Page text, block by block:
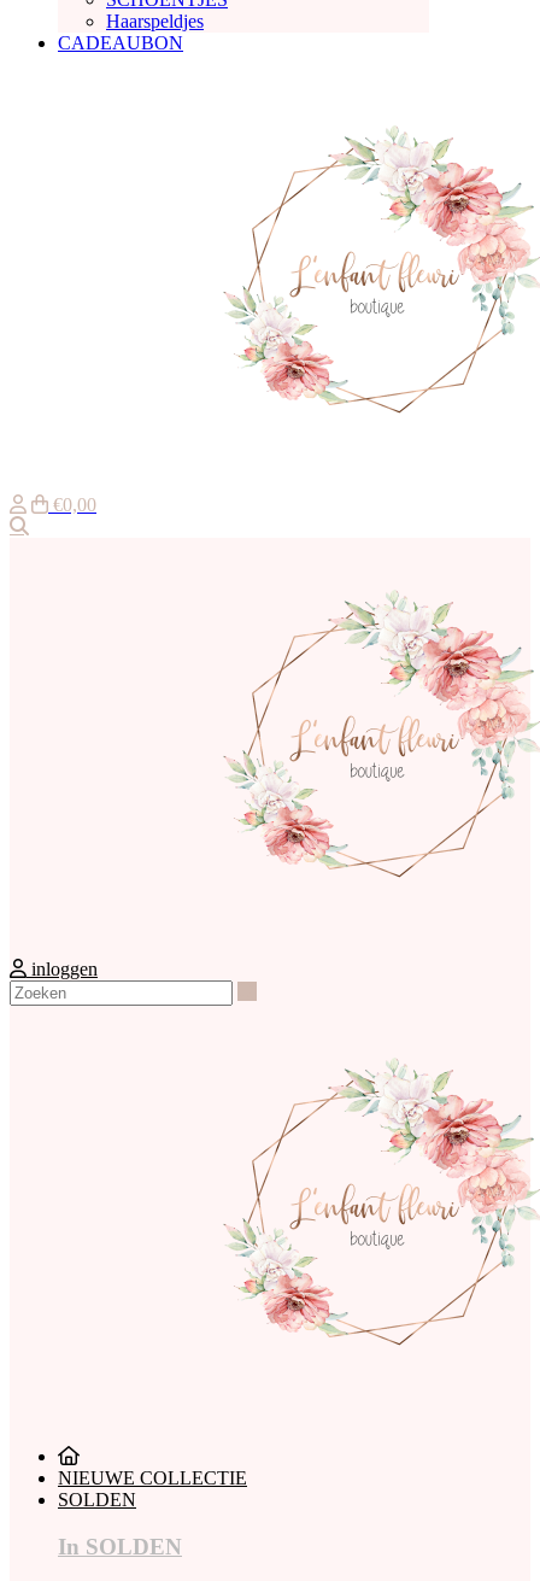
Haarspeldjes
CADEAUBON
€0,00
inloggen
NIEUWE COLLECTIE
SOLDEN
In SOLDEN